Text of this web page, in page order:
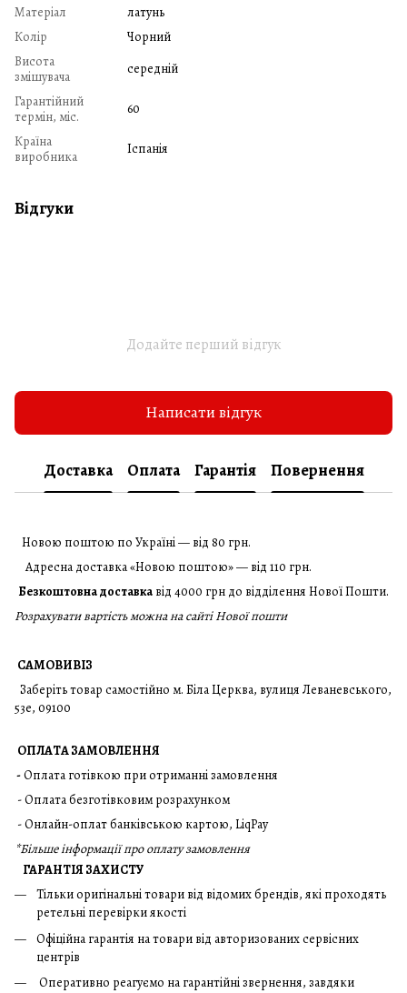
Матеріал
латунь
Колір
Чорний
Висота
змішувача
середній
Гарантійний
термін, міс.
60
Країна
виробника
Іспанія
Відгуки
Додайте перший відгук
Написати відгук
Доставка Оплата Гарантія Повернення
Новою поштою по Україні — від 80 грн.
Адресна доставка «Новою поштою» — від 110 грн.
Безкоштовна доставка від 4000 грн до відділення Нової Пошти.
Розрахувати вартість можна на сайті Нової пошти
САМОВИВІЗ
Заберіть товар самостійно м. Біла Церква, вулиця Леваневського,
53е, 09100
ОПЛАТА ЗАМОВЛЕННЯ
-Оплата готівкою при отриманні замовлення
- Оплата безготівковим розрахунком
- Онлайн-оплат банківською картою, LiqPay
*Більше інформації про оплату замовлення
ГАРАНТІЯ ЗАХИСТУ
Тільки оригінальні товари від відомих брендів, які проходять
ретельні перевірки якості
Офіційна гарантія на товари від авторизованих сервісних
центрів
Оперативно реагуємо на гарантійні звернення, завдяки